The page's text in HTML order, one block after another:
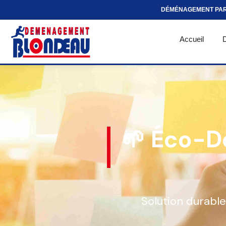
DÉMÉNAGEMENT
Accueil
🌱 Éco-
Solution